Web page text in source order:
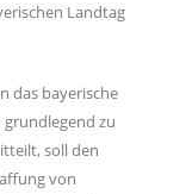
Landtag
das bayerische
grundlegend zu
soll den
von